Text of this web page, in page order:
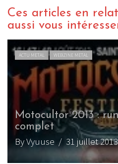
Ces articles en
aussi vous
ACTU METAL WEBZINE METAL
Motocultor 2013 :
complet
By Vyuuse / 31 juillet 2013